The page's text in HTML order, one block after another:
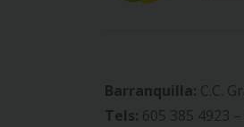
Barranquilla: C.C.
Tels: 605 385 4923